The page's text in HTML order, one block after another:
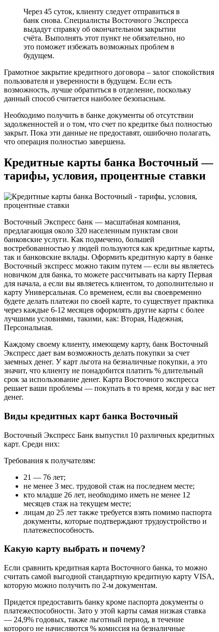
Через 45 суток, клиенту следует отправиться в
банк снова. Специалисты Восточного Экспресса
выдадут справку об окончательном закрытии
счёта. Выполнять этот пункт не обязательно, но
это поможет избежать возможных проблем в
будущем.
Грамотное закрытие кредитного договора – залог спокойствия
пользователя и уверенности в будущем. Если есть
возможность, лучше обратиться в отделение, поскольку
данный способ считается наиболее безопасным.
Необходимо получить в банке документы об отсутствии
задолженностей и о том, что счет по кредитке был полностью
закрыт. Пока эти данные не предоставят, ошибочно полагать,
что операция полностью завершена.
Кредитные карты банка Восточный —
тарифы, условия, процентные ставки
Восточный Экспресс банк — масштабная компания,
предлагающая около 320 населенным пунктам свои
банковские услуги. Как подмечено, большей
востребованностью у людей пользуются как кредитные карты,
так и банковские вклады. Оформить кредитную карту в банке
Восточный экспресс можно таким путем — если вы являетесь
новичком для банка, то можете рассчитывать на карту Первая
для начала, а если вы являетесь клиентом, то дополнительно и
карту Универсальная. Со временем, если вы своевременно
будете делать платежи по своей карте, то существует практика
через каждые 6-12 месяцев оформлять другие карты с более
лучшими условиями, такими, как: Вторая, Надежная,
Персональная.
Каждому своему клиенту, имеющему карту, банк Восточный
Экспресс дает вам возможность делать покупки за счет
заемных денег. У карт льгота на безналичные покупки, а это
значит, что клиенту не понадобится платить % длительный
срок за использование денег. Карта Восточного экспресса
решает ваши проблемы — покупать в то время, когда у вас нет
денег.
Виды кредитных карт банка Восточный
Восточный Экспресс Банк выпустил 10 различных кредитных
карт. Среди них:
Требования к получателям:
21 — 76 лет;
не менее 3 мес. трудовой стаж на последнем месте;
кто младше 26 лет, необходимо иметь не менее 12
месяцев стаж на текущем месте;
лицам до 25 лет также требуется взять помимо паспорта
документы, которые подтверждают трудоустройство и
платежеспособность.
Какую карту выбрать и почему?
Если сравнить кредитная карта Восточного банка, то можно
считать самой выгодной стандартную кредитную карту VISA,
которую можно получить по 2-м документам.
Придется предоставить банку кроме паспорта документы о
платежеспособности. Зато у этой карты самая низкая ставка
— 24,9% годовых, также льготный период, в течение
которого не начисляются % комиссия на безналичные